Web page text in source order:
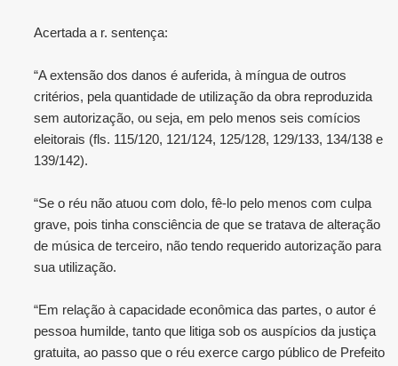
Acertada a r. sentença:
“A extensão dos danos é auferida, à míngua de outros
critérios, pela quantidade de utilização da obra reproduzida
sem autorização, ou seja, em pelo menos seis comícios
eleitorais (fls. 115/120, 121/124, 125/128, 129/133, 134/138 e
139/142).
“Se o réu não atuou com dolo, fê-lo pelo menos com culpa
grave, pois tinha consciência de que se tratava de alteração
de música de terceiro, não tendo requerido autorização para
sua utilização.
“Em relação à capacidade econômica das partes, o autor é
pessoa humilde, tanto que litiga sob os auspícios da justiça
gratuita, ao passo que o réu exerce cargo público de Prefeito